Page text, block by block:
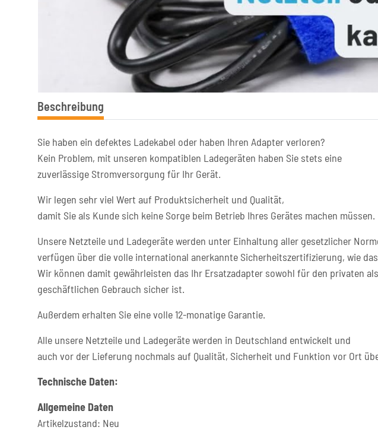
Beschreibung
Sie haben ein defektes Ladekabel oder haben Ihren Adapter verloren?
Kein Problem, mit unseren kompatiblen Ladegeräten haben Sie stets eine
zuverlässige Stromversorgung für Ihr Gerät.
Wir legen sehr viel Wert auf Produktsicherheit und Qualität,
damit Sie als Kunde sich keine Sorge beim Betrieb Ihres Gerätes machen müssen.
Unsere Netzteile und Ladegeräte werden unter Einhaltung aller gesetzlicher
verfügen über die volle international anerkannte Sicherheitszertifizierung, wie das
Wir können damit gewährleisten das Ihr Ersatzadapter sowohl für den privaten
geschäftlichen Gebrauch sicher ist.
Außerdem erhalten Sie eine volle 12-monatige Garantie.
Alle unsere Netzteile und Ladegeräte werden in Deutschland entwickelt und
auch vor der Lieferung nochmals auf Qualität, Sicherheit und Funktion vor Ort
Technische Daten:
Allgemeine Daten
Artikelzustand: Neu